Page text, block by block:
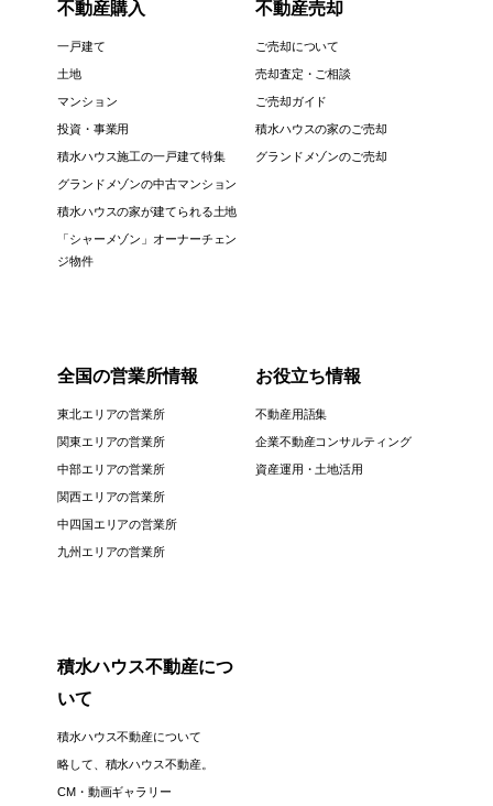
不動産購入
一戸建て
土地
マンション
投資・事業用
積水ハウス施工の一戸建て特集
グランドメゾンの中古マンション
積水ハウスの家が建てられる土地
「シャーメゾン」オーナーチェン
ジ物件
不動産売却
ご売却について
売却査定・ご相談
ご売却ガイド
積水ハウスの家のご売却
グランドメゾンのご売却
全国の営業所情報
東北エリアの営業所
関東エリアの営業所
中部エリアの営業所
関西エリアの営業所
中四国エリアの営業所
九州エリアの営業所
お役立ち情報
不動産用語集
企業不動産コンサルティング
資産運用・土地活用
積水ハウス不動産につ
いて
積水ハウス不動産について
略して、積水ハウス不動産。
CM・動画ギャラリー